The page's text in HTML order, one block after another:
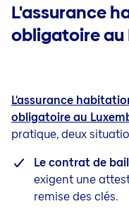
L'assurance
obligatoire au
L'assurance
obligatoire au
pratique, deux
Le contrat de bail
exigent une
remise des clés.